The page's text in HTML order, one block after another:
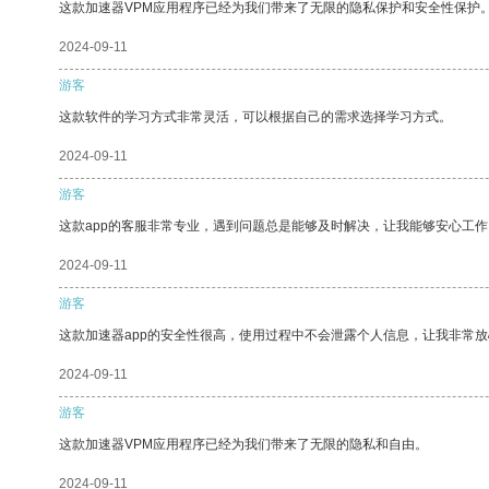
这款加速器VPM应用程序已经为我们带来了无限的隐私保护和安全性保护。
2024-09-11
游客
这款软件的学习方式非常灵活，可以根据自己的需求选择学习方式。
2024-09-11
游客
这款app的客服非常专业，遇到问题总是能够及时解决，让我能够安心工作
2024-09-11
游客
这款加速器app的安全性很高，使用过程中不会泄露个人信息，让我非常放
2024-09-11
游客
这款加速器VPM应用程序已经为我们带来了无限的隐私和自由。
2024-09-11